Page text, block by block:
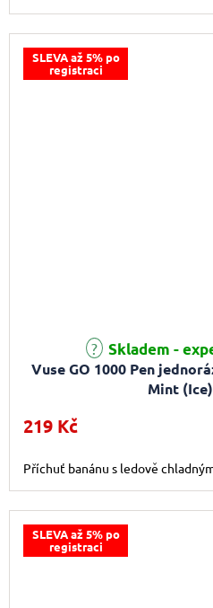
SLEVA až 5% po
registraci
Vuse GO 1000 Pen
Mint
Průměrné hodnocení produktu
Skladem -
219 Kč
Příchuť banánu s ledově
SLEVA až 5% po
registraci